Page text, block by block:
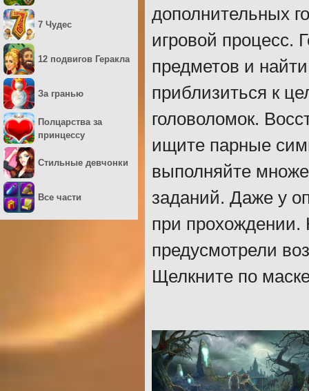
дополнительных
игровой процесс.
предметов и
приблизиться к
головоломок.
ищите парные
выполняйте
заданий. Даже у
при прохождении.
предусмотрели
Щелкните по
7 Чудес
12 подвигов Геракла
За гранью
Полцарства за
принцессу
Стильные девчонки
Все части